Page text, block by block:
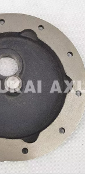
de camiones
de camiones
de camiones
de camiones
de camiones
de repuesto
serie de camiones